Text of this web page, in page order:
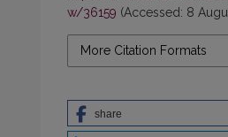
w/36159 (Accessed: 8
More Citation Formats
share